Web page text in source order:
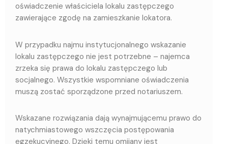
oświadczenie właściciela lokalu zastępczego
zawierające zgodę na zamieszkanie lokatora.
W przypadku najmu instytucjonalnego wskazanie
lokalu zastępczego nie jest potrzebne – najemca
zrzeka się prawa do lokalu zastępczego lub
socjalnego. Wszystkie wspomniane oświadczenia
muszą zostać sporządzone przed notariuszem.
Wskazane rozwiązania dają wynajmującemu prawo do
natychmiastowego wszczęcia postępowania
egzekucyjnego. Dzięki temu omijany jest